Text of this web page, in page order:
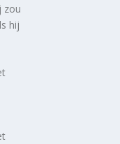
zou
hij